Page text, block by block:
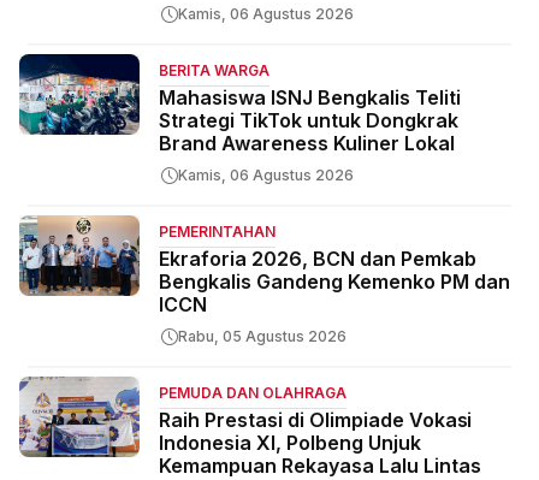
Kamis, 06 Agustus 2026
BERITA WARGA
Mahasiswa ISNJ Bengkalis Teliti
Strategi TikTok untuk Dongkrak
Brand Awareness Kuliner Lokal
Kamis, 06 Agustus 2026
PEMERINTAHAN
Ekraforia 2026, BCN dan Pemkab
Bengkalis Gandeng Kemenko PM dan
ICCN
Rabu, 05 Agustus 2026
PEMUDA DAN OLAHRAGA
Raih Prestasi di Olimpiade Vokasi
Indonesia XI, Polbeng Unjuk
Kemampuan Rekayasa Lalu Lintas